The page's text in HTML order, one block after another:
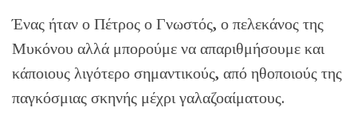
Ένας ήταν ο Πέτρος ο Γνωστός, ο πελεκάνος της
Μυκόνου αλλά μπορούμε να απαριθμήσουμε και
κάποιους λιγότερο σημαντικούς, από ηθοποιούς της
παγκόσμιας σκηνής μέχρι γαλαζοαίματους.